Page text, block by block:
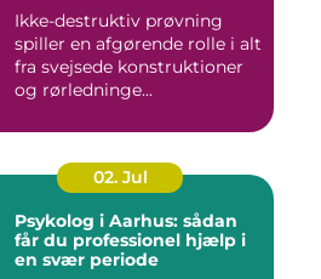
Ikke-destruktiv prøvning
spiller en afgørende rolle i alt
fra svejsede konstruktioner
og rørledninge...
02. Jul
Psykolog i Aarhus: sådan
får du professionel hjælp i
en svær periode